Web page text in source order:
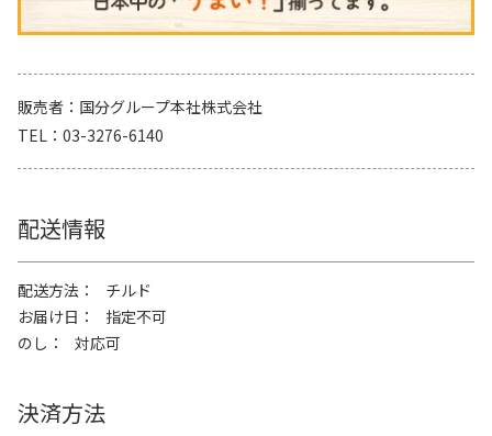
販売者
国分グループ本社株式会社
TEL
03-3276-6140
配送情報
配送方法
チルド
お届け日
指定不可
のし
対応可
決済方法